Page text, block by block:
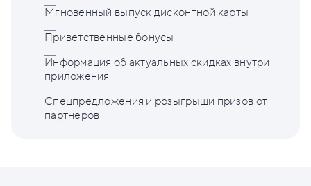
Мгновенный выпуск дисконтной карты
Приветственные бонусы
Информация об актуальных скидках внутри
приложения
Спецпредложения и розыгрыши призов от
партнеров